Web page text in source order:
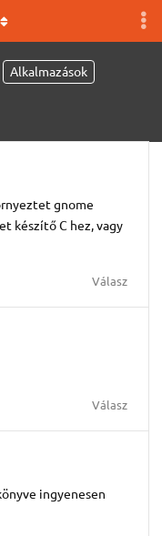
Alkalmazások
gnome
készítő C hez, vagy
Válasz
Válasz
ingyenesen